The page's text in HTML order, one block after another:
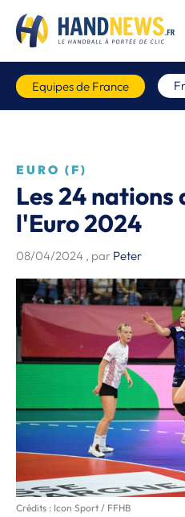
Equipes de France
EURO (F)
Les 24
l'Euro 2024
08/04/2024 , par Peter
Crédits : Icon Sport / FFHB